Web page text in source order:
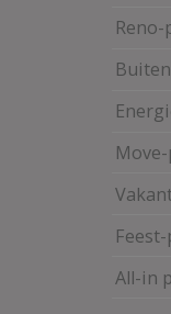
Reno-
All-in